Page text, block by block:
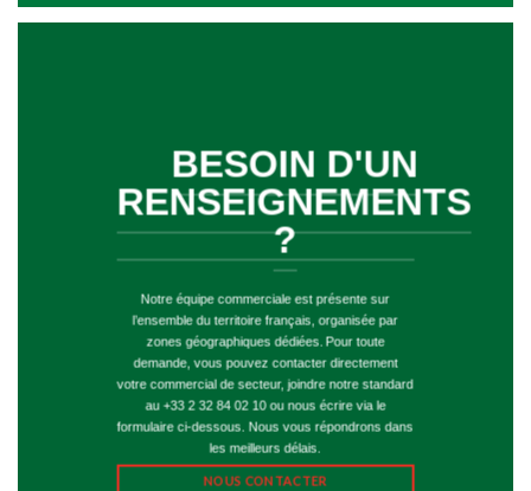
BESOIN D'UN
RENSEIGNEMENTS
?
Notre équipe commerciale est présente sur
l’ensemble du territoire français, organisée par
zones géographiques dédiées. Pour toute
demande, vous pouvez contacter directement
votre commercial de secteur, joindre notre standard
au +33 2 32 84 02 10 ou nous écrire via le
formulaire ci-dessous. Nous vous répondrons dans
les meilleurs délais.
NOUS CONTACTER